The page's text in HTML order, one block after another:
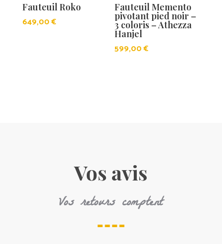
Fauteuil Roko
649,00€
Fauteuil Memento
pivotant pied noir –
3 coloris – Athezza
Hanjel
599,00€
Vos avis
Vos retours comptent